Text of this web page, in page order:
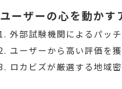
ユーザーの心を動か
外部試験機関によるパッ
ユーザーから高い評価を
ロカビズが厳選する地域